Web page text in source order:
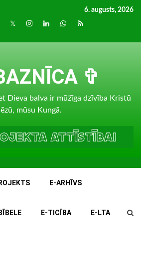
6. augusts, 2026
TwitterInstagram
LinkedInwhatsapp
RSS
✞
Dieva balva ir mūžīga dzīvība Kristū
mūsu Kungā.
E-ARHĪVS
E-TICĪBA E-LTA